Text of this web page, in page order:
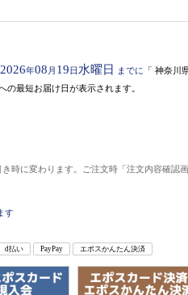
2026年08 月 19日 水曜日 までに 「 神奈川
の最短お届け日が表示されます。
時に変わります。ご注文時「注文内容確認
す
d払い PayPay エポスかんたん決済